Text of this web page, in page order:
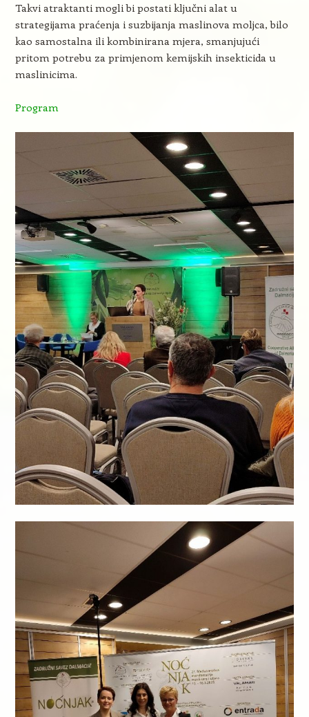
Takvi atraktanti mogli bi postati ključni alat u
strategijama praćenja i suzbijanja maslinova moljca, bilo
kao samostalna ili kombinirana mjera, smanjujući
pritom potrebu za primjenom kemijskih insekticida u
maslinicima.
Program